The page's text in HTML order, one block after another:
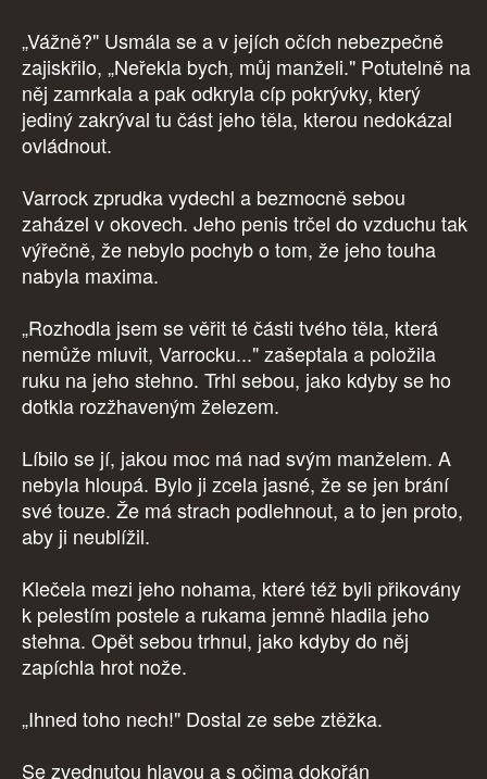
„Vážně?" Usmála se a v jejích očích nebezpečně
zajiskřilo, „Neřekla bych, můj manželi." Potutelně na
něj zamrkala a pak odkryla cíp pokrývky, který
jediný zakrýval tu část jeho těla, kterou nedokázal
ovládnout.
Varrock zprudka vydechl a bezmocně sebou
zaházel v okovech. Jeho penis trčel do vzduchu tak
výřečně, že nebylo pochyb o tom, že jeho touha
nabyla maxima.
„Rozhodla jsem se věřit té části tvého těla, která
nemůže mluvit, Varrocku..." zašeptala a položila
ruku na jeho stehno. Trhl sebou, jako kdyby se ho
dotkla rozžhaveným železem.
Líbilo se jí, jakou moc má nad svým manželem. A
nebyla hloupá. Bylo ji zcela jasné, že se jen brání
své touze. Že má strach podlehnout, a to jen proto,
aby ji neublížil.
Klečela mezi jeho nohama, které též byli přikovány
k pelestím postele a rukama jemně hladila jeho
stehna. Opět sebou trhnul, jako kdyby do něj
zapíchla hrot nože.
„Ihned toho nech!" Dostal ze sebe ztěžka.
Se zvednutou hlavou a s očima dokořán